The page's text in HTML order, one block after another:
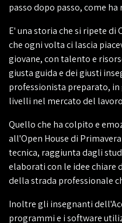
passo dopo passo, come
E' una storia che si ripete di
che ogni volta ci lascia
giovane, con talento e
giusta guida e dei giusti
professionista preparato,
livelli nel mercato del
Quello che ha colpito e
all'Open House di
tecnica, raggiunta dagli
elaborati con le idee chiare
della strada professionale
Inoltre gli insegnanti
programmi e i software